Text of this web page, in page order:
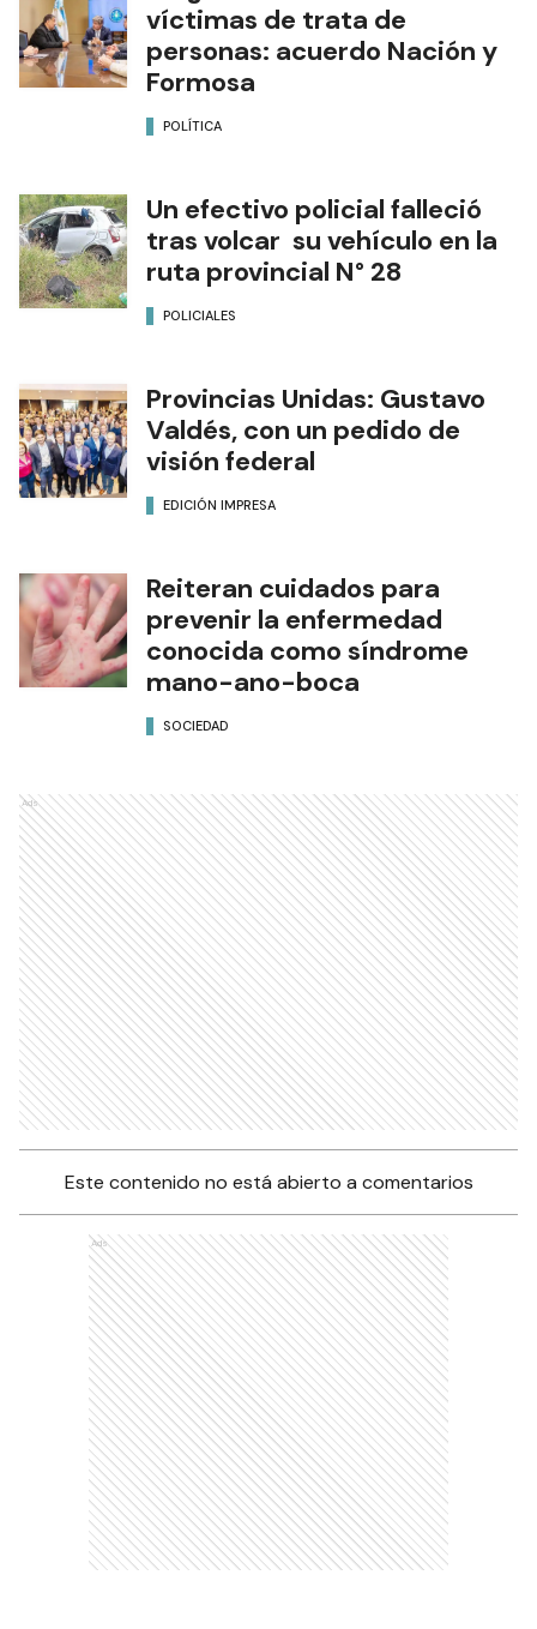
víctimas de trata de
personas: acuerdo Nación y
Formosa
POLÍTICA
Un efectivo policial falleció
tras volcar su vehículo en la
ruta provincial N° 28
POLICIALES
Provincias Unidas: Gustavo
Valdés, con un pedido de
visión federal
EDICIÓN IMPRESA
Reiteran cuidados para
prevenir la enfermedad
conocida como síndrome
mano-ano-boca
SOCIEDAD
Ads
Este contenido no está abierto a comentarios
Ads